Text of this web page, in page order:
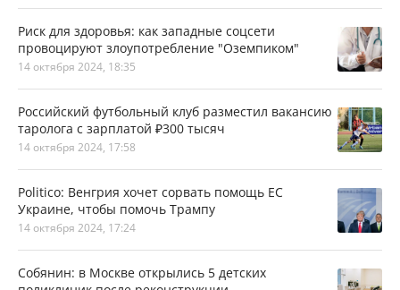
Риск для здоровья: как западные соцсети
провоцируют злоупотребление "Оземпиком"
14 октября 2024, 18:35
Российский футбольный клуб разместил вакансию
таролога с зарплатой ₽300 тысяч
14 октября 2024, 17:58
Politico: Венгрия хочет сорвать помощь ЕС
Украине, чтобы помочь Трампу
14 октября 2024, 17:24
Собянин: в Москве открылись 5 детских